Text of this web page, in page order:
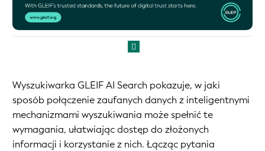
Wyszukiwarka GLEIF AI Search pokazuje, w jaki
sposób połączenie zaufanych danych z inteligentnymi
mechanizmami wyszukiwania może spełnić te
wymagania, ułatwiając dostęp do złożonych
informacji i korzystanie z nich. Łącząc pytania